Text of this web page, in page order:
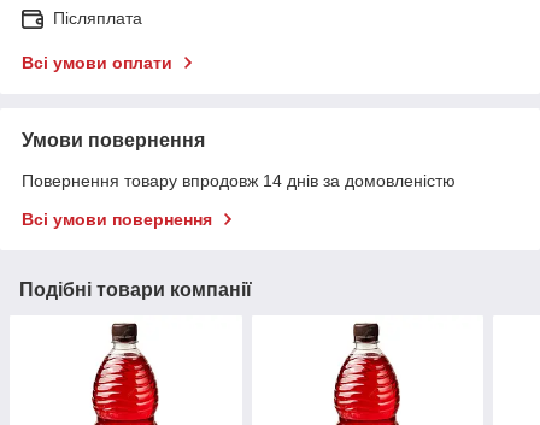
Післяплата
Всі умови оплати
Умови повернення
Повернення товару впродовж 14 днів за домовленістю
Всі умови повернення
Подібні товари компанії